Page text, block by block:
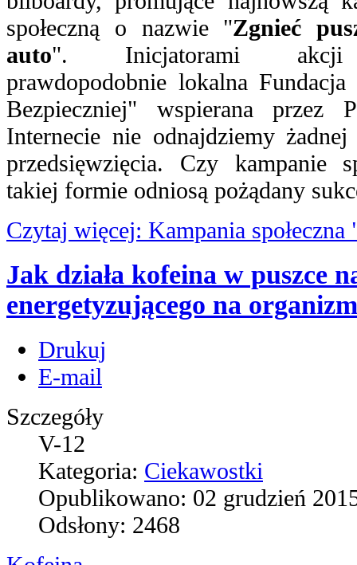
społeczną o nazwie "Zgnieć
auto". Inicjatorami
prawdopodobnie lokalna Fundacja
Bezpieczniej" wspierana
Internecie nie odnajdziemy
przedsięwzięcia. Czy kampanie
takiej formie odniosą pożądany
Czytaj więcej: Kampania
Jak działa kofeina w puszce
energetyzującego na
Drukuj
E-mail
Szczegóły
V-12
Kategoria: Ciekawostki
Opublikowano: 02 grudzień
Odsłony: 2468